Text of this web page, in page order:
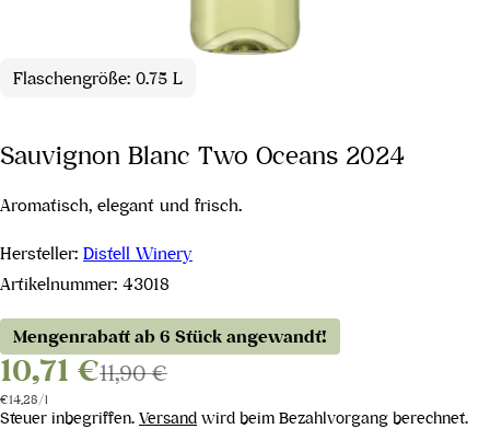
Flaschengröße: 0.75 L
Sauvignon Blanc Two Oceans 2024
Aromatisch, elegant und frisch.
Hersteller: Distell Winery
Artikelnummer: 43018
Mengenrabatt ab 6 Stück angewandt!
10,71 €11,90 €
Stückpreis
€14,28/pro
l
Steuer inbegriffen. Versand wird beim Bezahlvorgang berechnet.